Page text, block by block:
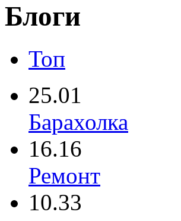
Блоги
Топ
25.01
Барахолка
16.16
Ремонт
10.33